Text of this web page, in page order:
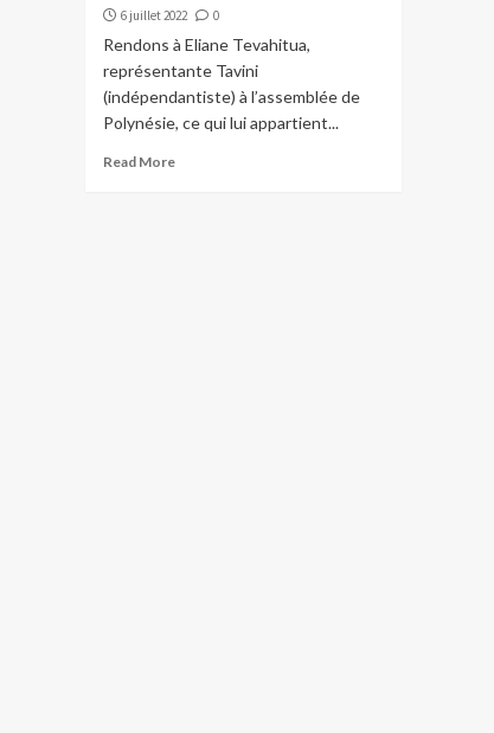
6 juillet 2022 0
Rendons à Eliane Tevahitua,
représentante Tavini
(indépendantiste) à l’assemblée de
Polynésie, ce qui lui appartient...
Read More